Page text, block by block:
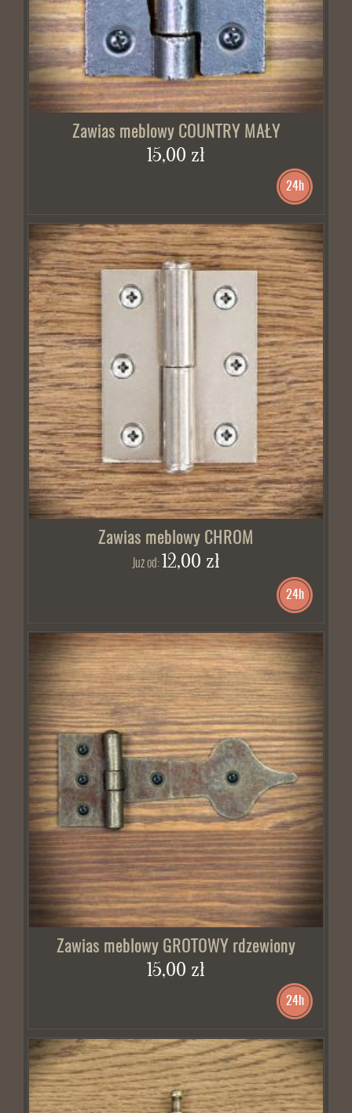
Zawias meblowy COUNTRY MAŁY
15,00 zł
24h
Zawias meblowy CHROM
Już od:12,00 zł
24h
Zawias meblowy GROTOWY rdzewiony
15,00 zł
24h